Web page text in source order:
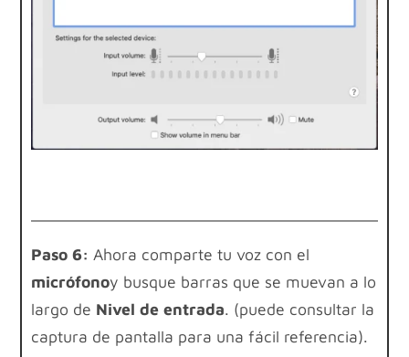
Paso 6: Ahora comparte tu voz con el
micrófonoy busque barras que se muevan a lo
largo de Nivel de entrada. (puede consultar la
captura de pantalla para una fácil referencia).